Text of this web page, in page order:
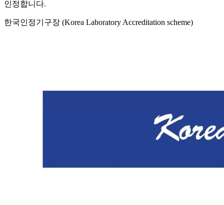
인정합니다.
한국인정기구장 (Korea Laboratory Accreditation scheme)